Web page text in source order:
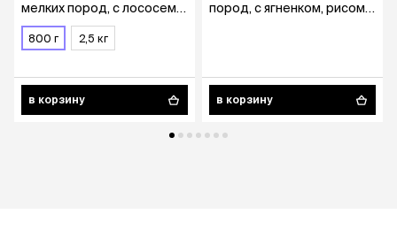
мелких пород, с лососем и
рисом, 800 гр.
800 г 2,5 кг
в корзину
пород, с ягненком, рисом и
в корзину